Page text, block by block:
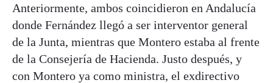
Anteriormente, ambos coincidieron en Andalucía
donde Fernández llegó a ser interventor general
de la Junta, mientras que Montero estaba al frente
de la Consejería de Hacienda. Justo después, y
con Montero ya como ministra, el exdirectivo